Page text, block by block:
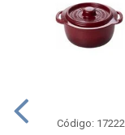
Código: 17222